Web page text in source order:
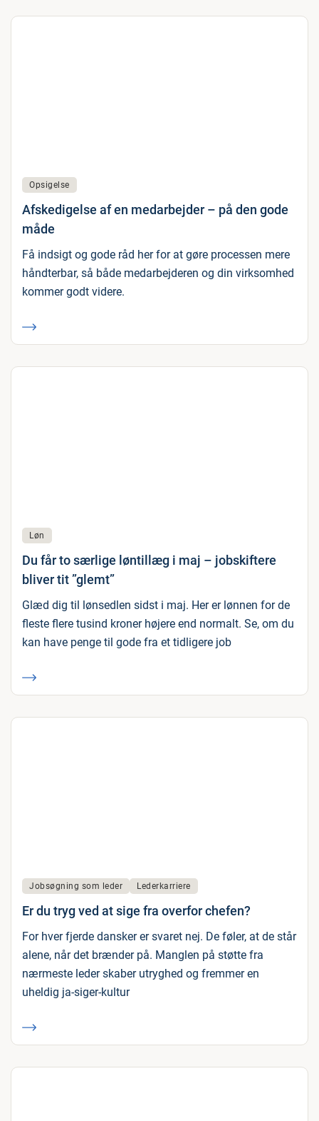
Opsigelse
Afskedigelse af en medarbejder – på den gode
måde
Få indsigt og gode råd her for at gøre processen mere
håndterbar, så både medarbejderen og din virksomhed
kommer godt videre.
Løn
Du får to særlige løntillæg i maj – jobskiftere
bliver tit ”glemt”
Glæd dig til lønsedlen sidst i maj. Her er lønnen for de
fleste flere tusind kroner højere end normalt. Se, om du
kan have penge til gode fra et tidligere job
Jobsøgning som leder Lederkarriere
Er du tryg ved at sige fra overfor chefen?
For hver fjerde dansker er svaret nej. De føler, at de står
alene, når det brænder på. Manglen på støtte fra
nærmeste leder skaber utryghed og fremmer en
uheldig ja-siger-kultur